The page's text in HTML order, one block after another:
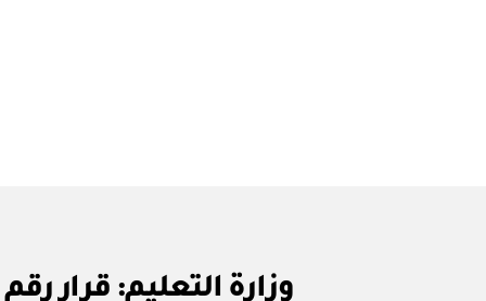
التصنيفات